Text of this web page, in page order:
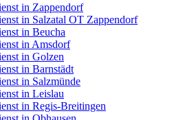
in Zappendorf
in Salzatal OT Zappendorf
in Beucha
in Amsdorf
in Golzen
in Barnstädt
in Salzmünde
in Leislau
in Regis-Breitingen